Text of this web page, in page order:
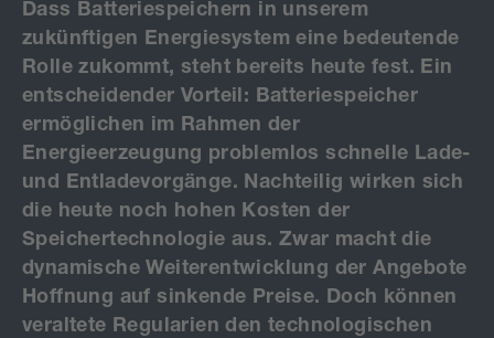
Dass Batteriespeichern in unserem
zukünftigen Energiesystem eine bedeutende
Rolle zukommt, steht bereits heute fest. Ein
entscheidender Vorteil: Batteriespeicher
ermöglichen im Rahmen der
Energieerzeugung problemlos schnelle Lade-
und Entladevorgänge. Nachteilig wirken sich
die heute noch hohen Kosten der
Speichertechnologie aus. Zwar macht die
dynamische Weiterentwicklung der Angebote
Hoffnung auf sinkende Preise. Doch können
veraltete Regularien den technologischen